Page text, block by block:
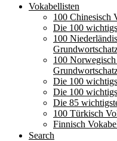
Vokabellisten
100 Chinesisch
Die 100
100
100
Die 100
Die 100
Die 85
100 Türkisch
Finnisch
Search